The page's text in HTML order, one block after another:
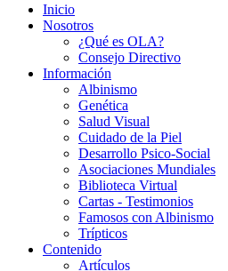
Inicio
Nosotros
¿Qué es OLA?
Consejo Directivo
Información
Albinismo
Genética
Salud Visual
Cuidado de la Piel
Desarrollo Psico-Social
Asociaciones Mundiales
Biblioteca Virtual
Cartas - Testimonios
Famosos con Albinismo
Trípticos
Contenido
Artículos